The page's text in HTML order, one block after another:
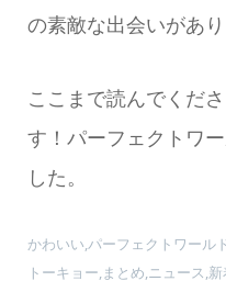
の素敵な出会いがあり
ここまで読んでくだ
す！パーフェクトワ
した。
かわいい,パーフェクトワール
トーキョー,まとめ,ニュース,